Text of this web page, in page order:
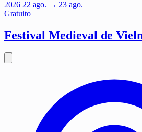
2026 22 ago. → 23 ago.
Gratuito
Festival Medieval de